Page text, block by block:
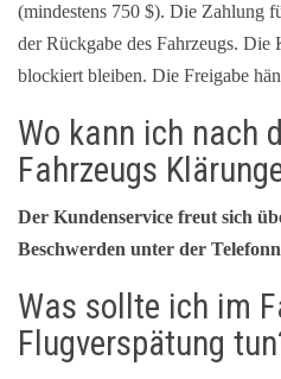
(mindestens 750 $). Die Zahlung
der Rückgabe des Fahrzeugs.
blockiert bleiben. Die Freigabe
Wo kann ich nach
Fahrzeugs
Der Kundenservice freut sich
Beschwerden unter der
Was sollte ich im
Flugverspätung